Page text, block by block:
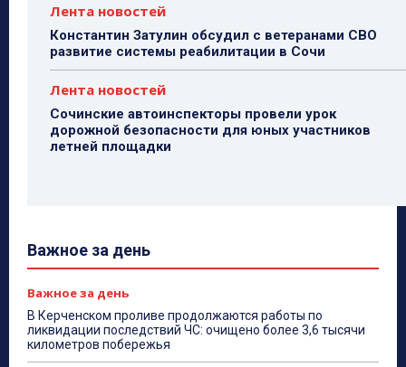
Лента новостей
Константин Затулин обсудил с ветеранами СВО
развитие системы реабилитации в Сочи
Лента новостей
Сочинские автоинспекторы провели урок
дорожной безопасности для юных участников
летней площадки
Важное за день
Важное за день
В Керченском проливе продолжаются работы по
ликвидации последствий ЧС: очищено более 3,6 тысячи
километров побережья